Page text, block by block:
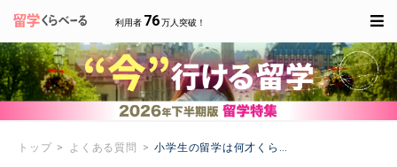
利用者 76万人突破！
トップ よくある質問 小学生の留学は何才くらいで留学するのがおす